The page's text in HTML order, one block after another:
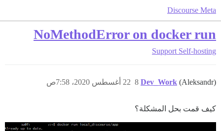
Discourse Meta
NoMethodError on docker run
Support Self-hosting
Dev_Work (Aleksandr) 22 أغسطس 2020، 7:58ص 8
كيف قمت بحل المشكلة؟